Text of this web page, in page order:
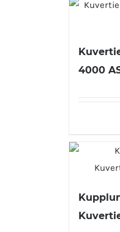
4000